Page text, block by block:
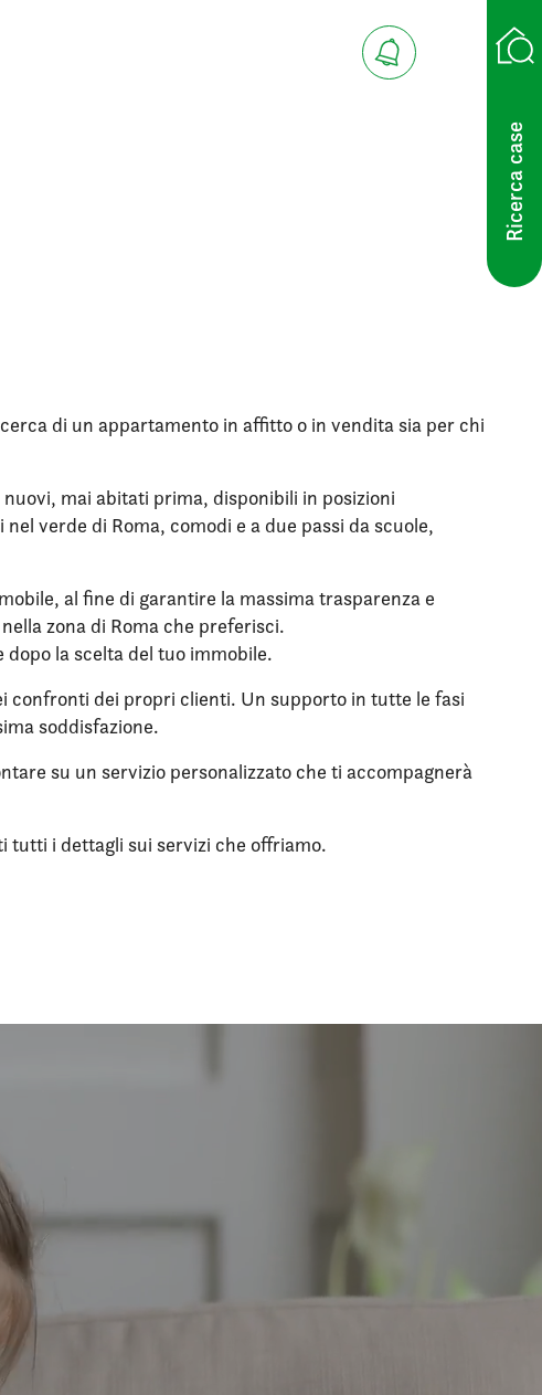
Ricerca case
di un appartamento in affitto o in vendita sia per chi
mai abitati prima, disponibili in posizioni
verde di Roma, comodi e a due passi da scuole,
al fine di garantire la massima trasparenza e
zona di Roma che preferisci.
la scelta del tuo immobile.
confronti dei propri clienti. Un supporto in tutte le fasi
soddisfazione.
su un servizio personalizzato che ti accompagnerà
tutti i dettagli sui servizi che offriamo.